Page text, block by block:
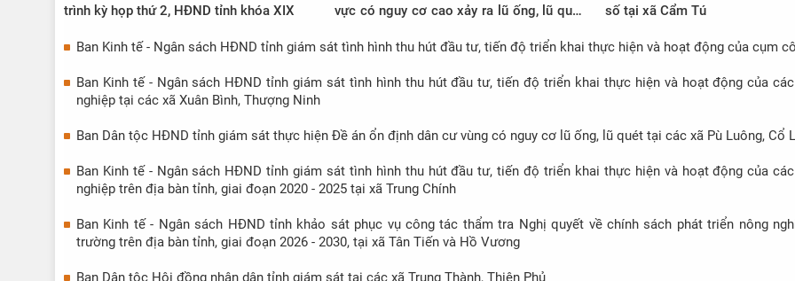
trình kỳ họp thứ 2, HĐND tỉnh khóa XIX
vực có nguy cơ cao xảy ra lũ ống, lũ quét,
tại xã Thạch Quảng
số tại xã Cẩm Tú
Ban Kinh tế - Ngân sách HĐND tỉnh giám sát tình hình thu hút đầu tư, tiến độ triển khai thực hiện và hoạt động của cụm
Ban Kinh tế - Ngân sách HĐND tỉnh giám sát tình hình thu hút đầu tư, tiến độ triển khai thực hiện và hoạt động của
nghiệp tại các xã Xuân Bình, Thượng Ninh
Ban Dân tộc HĐND tỉnh giám sát thực hiện Đề án ổn định dân cư vùng có nguy cơ lũ ống, lũ quét tại các xã Pù Luông, Cổ
Ban Kinh tế - Ngân sách HĐND tỉnh giám sát tình hình thu hút đầu tư, tiến độ triển khai thực hiện và hoạt động của
nghiệp trên địa bàn tỉnh, giai đoạn 2020 - 2025 tại xã Trung Chính
Ban Kinh tế - Ngân sách HĐND tỉnh khảo sát phục vụ công tác thẩm tra Nghị quyết về chính sách phát triển nông
trường trên địa bàn tỉnh, giai đoạn 2026 - 2030, tại xã Tân Tiến và Hồ Vương
Ban Dân tộc Hội đồng nhân dân tỉnh giám sát tại các xã Trung Thành, Thiên Phủ